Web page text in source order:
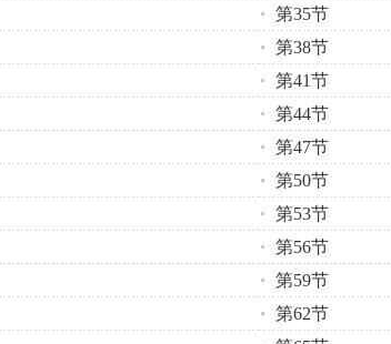
第35节
第38节
第41节
第44节
第47节
第50节
第53节
第56节
第59节
第62节